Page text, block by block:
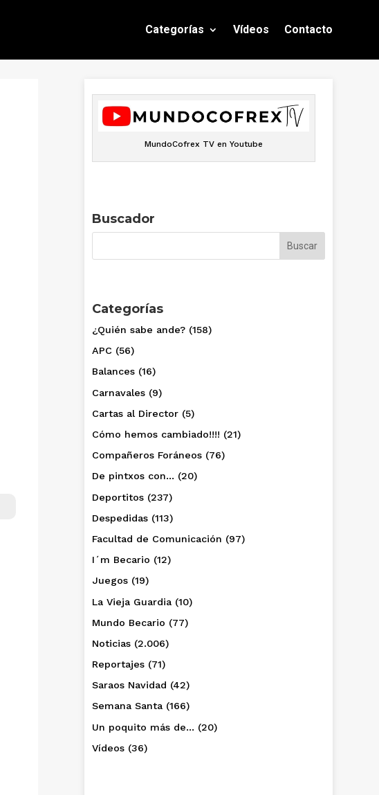
Categorías Vídeos Contacto
MundoCofrex TV en Youtube
Buscador
Categorías
¿Quién sabe ande? (158)
APC (56)
Balances (16)
Carnavales (9)
Cartas al Director (5)
Cómo hemos cambiado!!!! (21)
Compañeros Foráneos (76)
De pintxos con… (20)
Deportitos (237)
Despedidas (113)
Facultad de Comunicación (97)
I´m Becario (12)
Juegos (19)
La Vieja Guardia (10)
Mundo Becario (77)
Noticias (2.006)
Reportajes (71)
Saraos Navidad (42)
Semana Santa (166)
Un poquito más de… (20)
Vídeos (36)